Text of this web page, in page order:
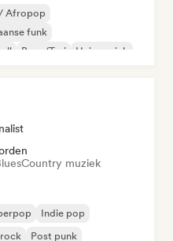
Afropop
funk
Boor/Trui Huismuziek
Country muziek
Indie pop
Post punk